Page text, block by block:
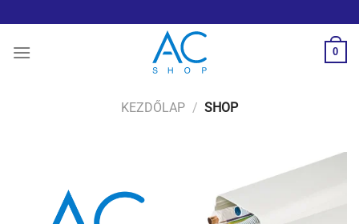
to
content
0
KEZDŐLAP / SHOP